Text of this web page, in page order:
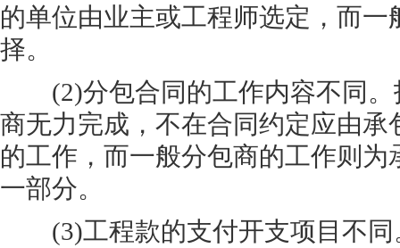
的单位由业主或工程师选定，而
择。
(2)分包合同的工作内容不同。
商无力完成，不在合同约定应由承
的工作，而一般分包商的工作则
一部分。
(3)工程款的支付开支项目不同